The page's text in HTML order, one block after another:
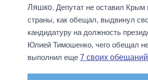
Ляшко. Депутат не оставил Крым
страны, как обещал, выдвинул
кандидатуру на должность
Юлией Тимошенко, чего обещал
выполнил еще 7 своих обещаний